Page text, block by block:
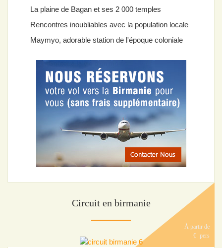
La plaine de Bagan et ses 2 000 temples
Rencontres inoubliables avec la population locale
Maymyo, adorable station de l'époque coloniale
Circuit en birmanie
À partir de
€ pers